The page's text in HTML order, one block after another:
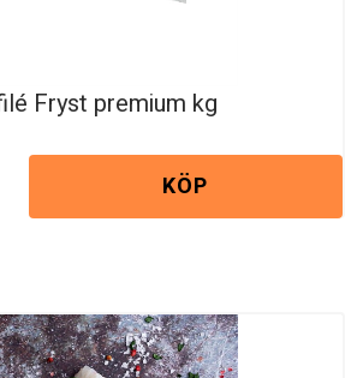
Fryst premium kg
KÖP